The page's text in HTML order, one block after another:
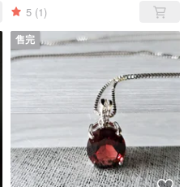
5 (1)
售完